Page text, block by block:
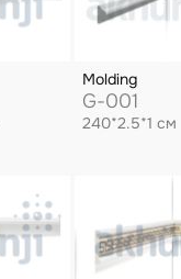
Molding
G-001
240*2.5*1 см